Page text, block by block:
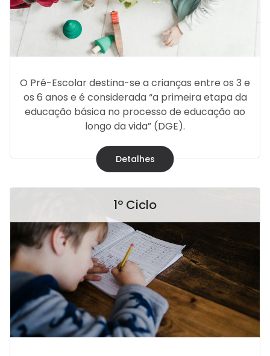
O Pré-Escolar destina-se a crianças entre os 3 e
os 6 anos e é considerada “a primeira etapa da
educação básica no processo de educação ao
longo da vida” (DGE).
Detalhes
1º Ciclo